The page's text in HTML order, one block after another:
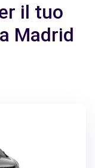
il tuo
Madrid